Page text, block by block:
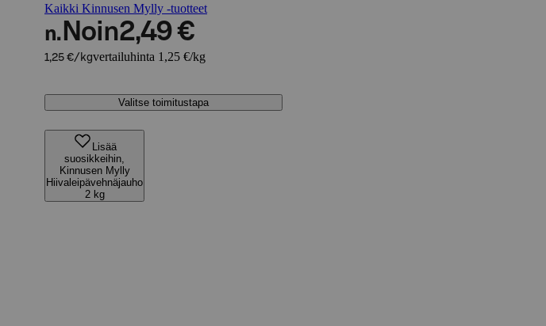
Kaikki Kinnusen Mylly -tuotteet
n. Noin2,49 €
1,25 €/kgvertailuhinta 1,25 €/kg
Valitse toimitustapa
Lisää
suosikkeihin,
Kinnusen Mylly
Hiivaleipävehnäjauho
2 kg